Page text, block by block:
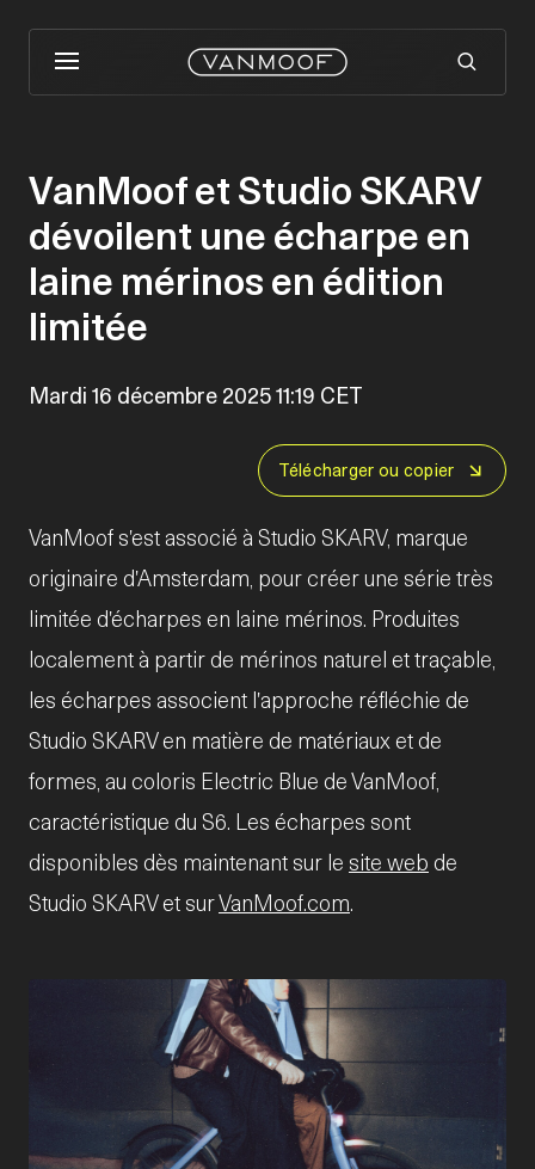
Mardi 16 décembre 2025 11:19 CET
Télécharger ou copier
VanMoof et Studio SKARV
dévoilent une écharpe en
laine mérinos en édition
limitée
VanMoof s'est associé à Studio SKARV, marque
originaire d'Amsterdam, pour créer une série très
limitée d'écharpes en laine mérinos. Produites
localement à partir de mérinos naturel et traçable,
les écharpes associent l'approche réfléchie de
Studio SKARV en matière de matériaux et de
formes, au coloris Electric Blue de VanMoof,
caractéristique du S6. Les écharpes sont
disponibles dès maintenant sur le site web de
Studio SKARV et surVanMoof.com.